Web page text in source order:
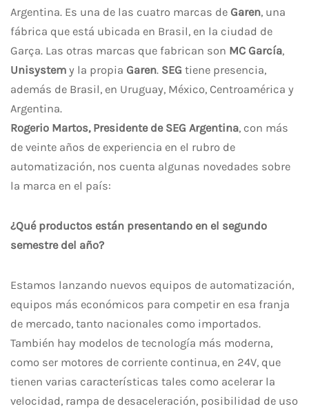
Argentina. Es una de las cuatro marcas de Garen, una
fábrica que está ubicada en Brasil, en la ciudad de
Garça. Las otras marcas que fabrican son MC García,
Unisystem y la propia Garen. SEG tiene presencia,
además de Brasil, en Uruguay, México, Centroamérica y
Argentina.
Rogerio Martos, Presidente de SEG Argentina, con más
de veinte años de experiencia en el rubro de
automatización, nos cuenta algunas novedades sobre
la marca en el país:
¿Qué productos están presentando en el segundo
semestre del año?
Estamos lanzando nuevos equipos de automatización,
equipos más económicos para competir en esa franja
de mercado, tanto nacionales como importados.
También hay modelos de tecnología más moderna,
como ser motores de corriente continua, en 24V, que
tienen varias características tales como acelerar la
velocidad, rampa de desaceleración, posibilidad de uso